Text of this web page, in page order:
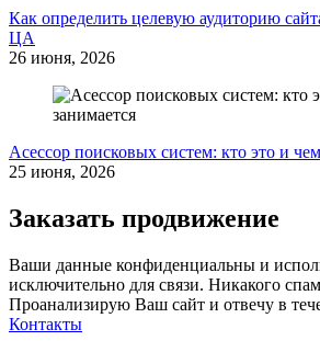
Как определить целевую аудиторию
ЦА
26 июня, 2026
Асессор поисковых систем: кто это и
25 июня, 2026
Заказать продвижение
Ваши данные конфиденциальны и
исключительно для связи. Никакого
Проанализирую Ваш сайт и отвечу в
Контакты